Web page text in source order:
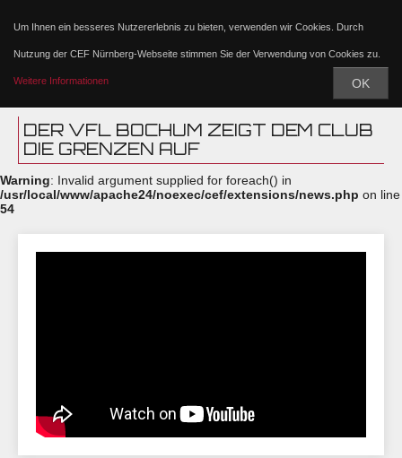
Um Ihnen ein besseres Nutzererlebnis zu bieten, verwenden wir Cookies. Durch
Nutzung der CEF Nürnberg-Webseite stimmen Sie der Verwendung von Cookies zu.
Weitere Informationen OK
DER VFL BOCHUM ZEIGT DEM CLUB
DIE GRENZEN AUF
Warning: Invalid argument supplied for foreach() in
/usr/local/www/apache24/noexec/cef/extensions/news.php on line
54